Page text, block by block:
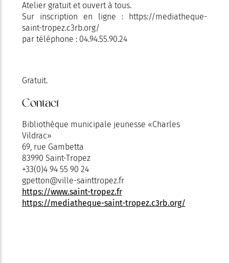
Atelier gratuit et ouvert à tous.
Sur inscription en ligne : https://mediatheque-
saint-tropez.c3rb.org/
par téléphone : 04.94.55.90.24
Gratuit.
Contact
Bibliothèque municipale jeunesse «Charles
Vildrac»
69, rue Gambetta
83990 Saint-Tropez
+33(0)4 94 55 90 24
gpetton@ville-sainttropez.fr
https://www.saint-tropez.fr
https://mediatheque-saint-tropez.c3rb.org/